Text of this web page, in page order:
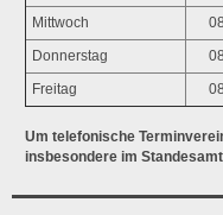
Mittwoch
Donnerstag
Freitag
Um telefonische
insbesondere im